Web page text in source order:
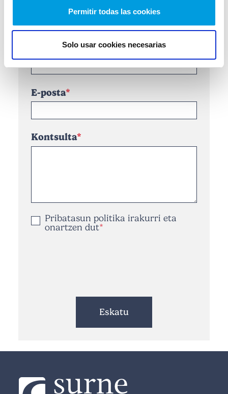
Permitir todas las cookies
Solo usar cookies necesarias
Zalantzaren bat duzu?
E-posta
Kontsulta
Pribatasun politika irakurri eta
onartzen dut